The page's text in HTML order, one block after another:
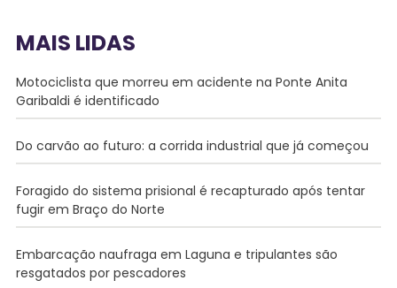
MAIS LIDAS
Motociclista que morreu em acidente na Ponte Anita
Garibaldi é identificado
Do carvão ao futuro: a corrida industrial que já começou
Foragido do sistema prisional é recapturado após tentar
fugir em Braço do Norte
Embarcação naufraga em Laguna e tripulantes são
resgatados por pescadores